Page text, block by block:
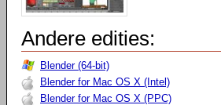
Andere edities:
Blender (64-bit)
Blender for Mac OS X (Intel)
Blender for Mac OS X (PPC)